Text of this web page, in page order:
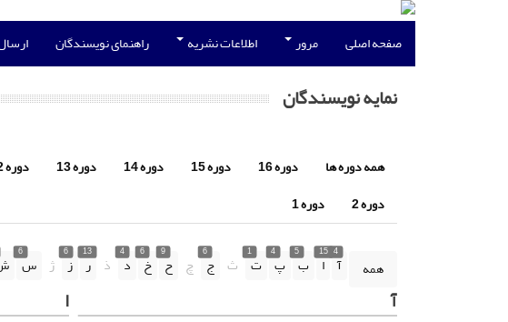
صفحه اصلی مرور اطلاعات نشریه راهنمای نویسندگان
نمایه نویسندگان
همه دوره ها دوره 16 دوره 15 دوره 14 دوره 13 دوره 12
دوره 2
دوره 1
همه
4
آ
15
ا
5
ب
4
پ
1
ت ث
6
ج چ
9
ح
6
خ
4
د ذ
13
ر
6
ز ژ
6
س
آ ا